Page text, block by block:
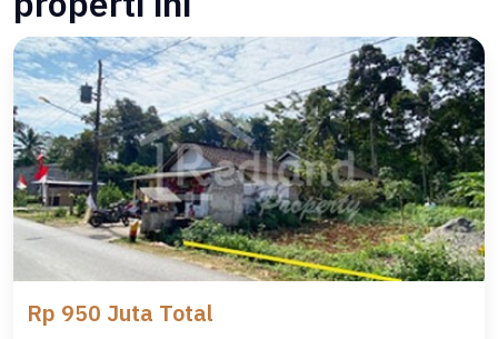
Rp 950 Juta Total